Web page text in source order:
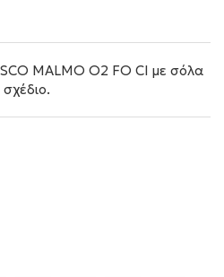
MALMO O2 FO CI με σόλα